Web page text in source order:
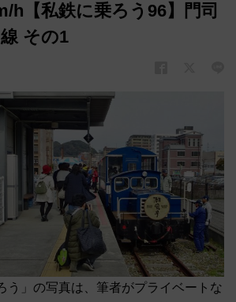
h【私鉄に乗ろう96】門司
その1
う」の写真は、筆者がプライベートな